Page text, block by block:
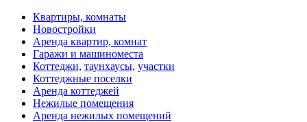
Квартиры, комнаты
Новостройки
Аренда квартир, комнат
Гаражи и машиноместа
Коттеджи, таунхаусы, участки
Коттеджные поселки
Аренда коттеджей
Нежилые помещения
Аренда нежилых помещений